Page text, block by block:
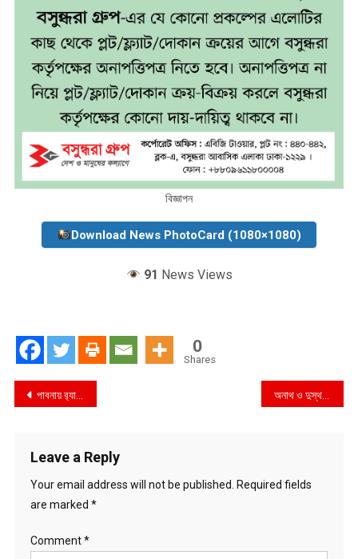
বিজ্ঞাপন
Download News PhotoCard (1080×1080)
91 News Views
0
Shares
Post
পাবনায় র‍্যাব-১২ এর অভিযানে চাঞ্চল্যকর হত্যা মামলার ২ জন পলাতক আসামী গ্রেফতার অনাথ ও দুস্থদের মাঝে আইজিপির শীতবস্ত্র বিতরণ –
Leave a Reply
Your email address will not be published. Required fields
are marked *
Comment*